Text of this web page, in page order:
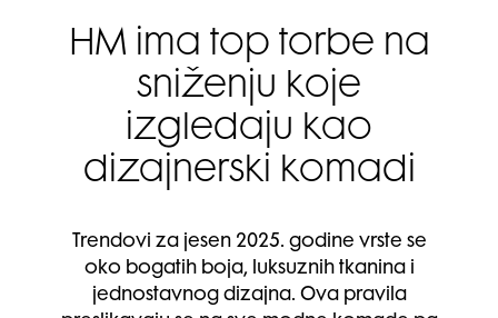
HM ima top torbe na
sniženju koje
izgledaju kao
dizajnerski komadi
Trendovi za jesen 2025. godine vrste se
oko bogatih boja, luksuznih tkanina i
jednostavnog dizajna. Ova pravila